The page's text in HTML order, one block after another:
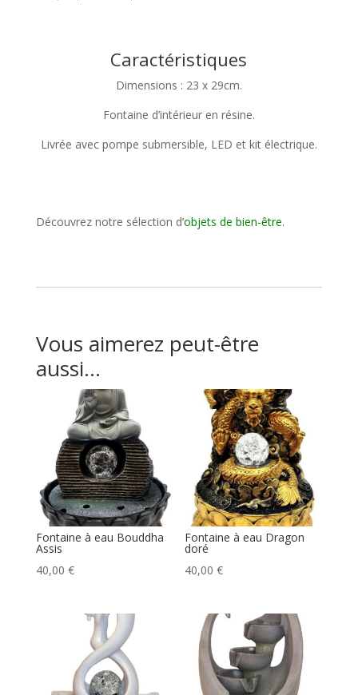
Caractéristiques
Dimensions : 23 x 29cm.
Fontaine d’intérieur en résine.
Livrée avec pompe submersible, LED et kit électrique.
Découvrez notre sélection d’objets de bien-être.
Vous aimerez peut-être
aussi…
Fontaine à eau Bouddha
Assis
40,00 €
Fontaine à eau Dragon
doré
40,00€